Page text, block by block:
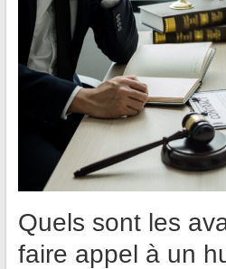
Quels sont les
faire appel à un